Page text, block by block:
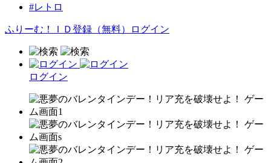
#レトロ
ふりーむ！ＩＤ登録（無料） ログイン
ログイン